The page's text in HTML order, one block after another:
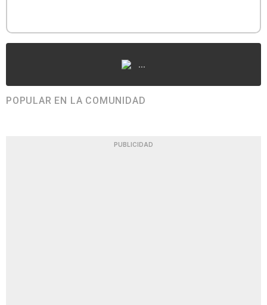
...
POPULAR EN LA COMUNIDAD
PUBLICIDAD